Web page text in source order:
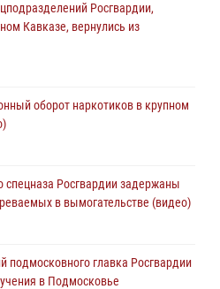
стал гостем эфира
Росгвардии,
Кавказе, вернулись из
оборот наркотиков в крупном
спецназа Росгвардии задержаны
в вымогательстве (видео)
подмосковного главка Росгвардии
в Подмосковье